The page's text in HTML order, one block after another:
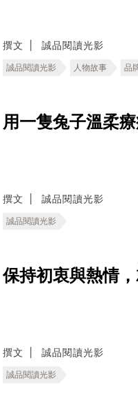
撰文 誠品閱讀光影
誠品閱讀光影 人物故事 品
用一隻兔子溫柔
撰文 誠品閱讀光影
誠品閱讀光影
保持初衷與熱情
撰文 誠品閱讀光影
誠品閱讀光影